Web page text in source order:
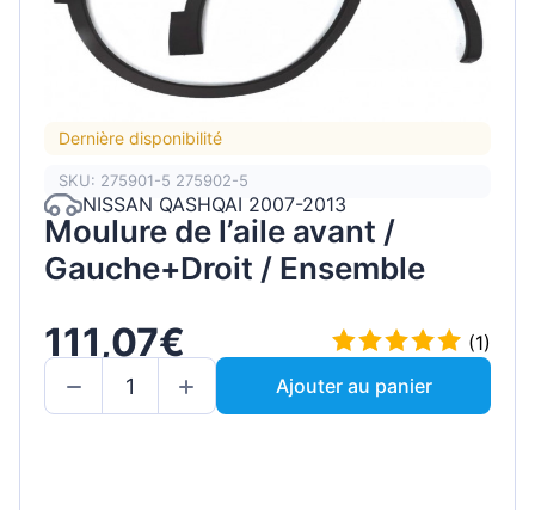
Dernière disponibilité
SKU: 275901-5 275902-5
NISSAN QASHQAI 2007-2013
Moulure de l’aile avant /
Gauche+Droit / Ensemble
111,07€
(1)
Ajouter au panier